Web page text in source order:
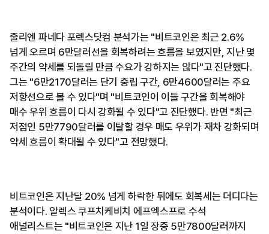
줄리엔 파네다 포렉스닷컴 분석가는 "비트코인은 최근 2.6%
넘게 오르며 6만달러선을 회복하려는 흐름을 보였지만, 지난 몇
주간의 약세를 되돌릴 만큼 수요가 강하지는 않다"고 진단했다.
그는 "6만2170달러는 단기 중립 구간, 6만4600달러는 주요
저항선으로 볼 수 있다"며 "비트코인이 이들 구간을 회복해야
매수 우위 흐름이 다시 강화될 수 있다"고 진단했다. 반면 "최근
저점인 5만7790달러를 이탈할 경우 매도 우위가 재차 강화되며
약세 흐름이 확대될 수 있다"고 전망했다.
비트코인은 지난달 20% 넘게 하락한 뒤에도 회복세는 더디다는
분석이다. 알렉스 쿠프치케비치 에프엑스프로 수석
애널리스트는 "비트코인은 지난 1일 장중 5만7800달러까지